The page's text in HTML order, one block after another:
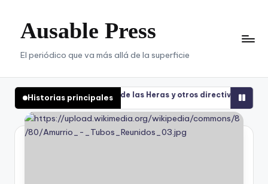
contenido
Ausable Press
El periódico que va más allá de la superficie
Historias principales
Carlos López de las Heras y otros directivos por posible abuso de
Carlos López de las Heras y otros directivos por posible abuso de